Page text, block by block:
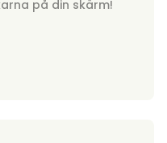
på din skärm!